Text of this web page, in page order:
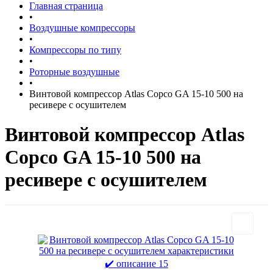
Главная страница
•
Воздушные компрессоры
•
Компрессоры по типу
•
Роторные воздушные
•
Винтовой компрессор Atlas Copco GA 15-10 500 на
ресивере с осушителем
Винтовой компрессор Atlas
Copco GA 15-10 500 на
ресивере с осушителем